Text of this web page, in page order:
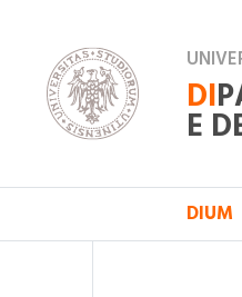
DI
E
DIUM